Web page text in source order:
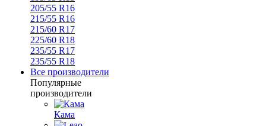
205/55 R16
215/55 R16
215/60 R17
225/60 R18
235/55 R17
235/55 R18
Все производители
Популярные
производители
Кама